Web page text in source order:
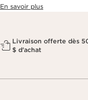
En savoir plus
Livraison offerte dès
$ d'achat